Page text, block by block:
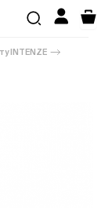
INTENZE